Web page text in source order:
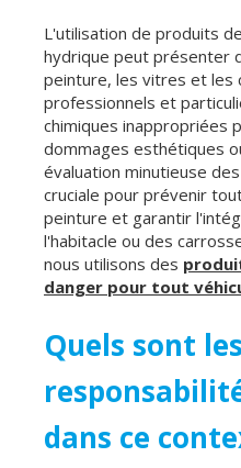
L'utilisation de produits
hydrique peut présenter
peinture, les vitres et les
professionnels et
chimiques inappropriées
dommages esthétiques
évaluation minutieuse
cruciale pour prévenir
peinture et garantir
l'habitacle ou des
nous utilisons des
danger pour tout
Quels sont
dans ce